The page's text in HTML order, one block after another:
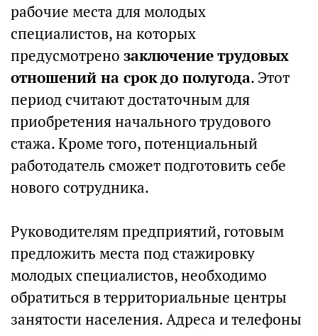
рабочие места для молодых
специалистов, на которых
предусмотрено заключение трудовых
отношений на срок до полугода. Этот
период считают достаточным для
приобретения начального трудового
стажа. Кроме того, потенциальный
работодатель сможет подготовить себе
нового сотрудника.
Руководителям предприятий, готовым
предложить места под стажировку
молодых специалистов, необходимо
обратиться в территориальные центры
занятости населения. Адреса и телефоны